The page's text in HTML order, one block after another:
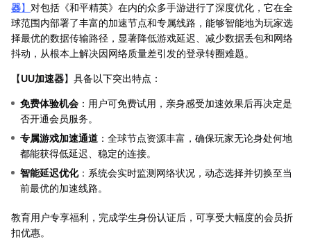
器】 对包括《和平精英》在内的众多手游进行了深度优化，它在全
球范围内部署了丰富的加速节点和专属线路，能够智能地为玩家选
择最优的数据传输路径，显著降低游戏延迟、减少数据丢包和网络
抖动，从根本上解决因网络质量差引发的登录转圈难题。
【UU加速器】具备以下突出特点：
免费体验机会 ：用户可免费试用，亲身感受加速效果后再决定是
否开通会员服务。
专属游戏加速通道 ：全球节点资源丰富，确保玩家无论身处何地
都能获得低延迟、稳定的连接。
智能延迟优化：系统会实时监测网络状况，动态选择并切换至当
前最优的加速线路。
教育用户专享福利，完成学生身份认证后，可享受大幅度的会员折
扣优惠。